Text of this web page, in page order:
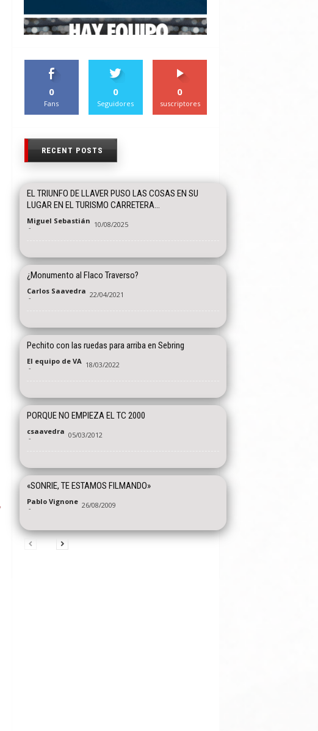
0
Fans
0
Seguidores
0
suscriptores
RECENT POSTS
EL TRIUNFO DE LLAVER PUSO LAS COSAS EN SU
LUGAR EN EL TURISMO CARRETERA...
Miguel Sebastián
- 10/08/2025
¿Monumento al Flaco Traverso?
Carlos Saavedra
- 22/04/2021
Pechito con las ruedas para arriba en Sebring
El equipo de VA
- 18/03/2022
PORQUE NO EMPIEZA EL TC 2000
csaavedra
- 05/03/2012
«SONRIE, TE ESTAMOS FILMANDO»
Pablo Vignone
- 26/08/2009